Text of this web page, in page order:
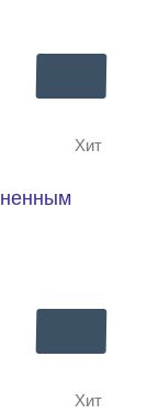
Хит
Хит